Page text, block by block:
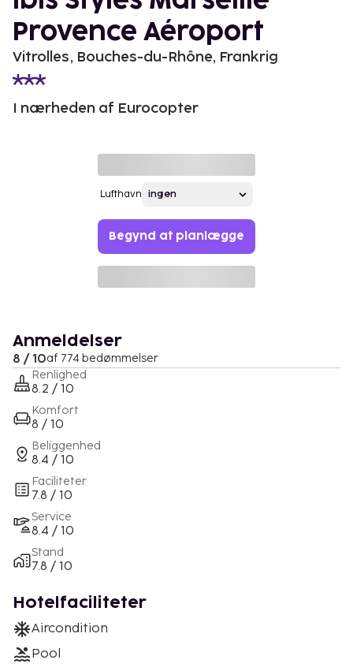
Provence Aéroport
Vitrolles, Bouches-du-Rhône, Frankrig
I nærheden af Eurocopter
Lufthavn
Begynd at planlægge
Anmeldelser
8 / 10af 774 bedømmelser
Renlighed
8.2 / 10
Komfort
8 / 10
Beliggenhed
8.4 / 10
Faciliteter
7.8 / 10
Service
8.4 / 10
Stand
7.8 / 10
Hotelfaciliteter
Aircondition
Pool